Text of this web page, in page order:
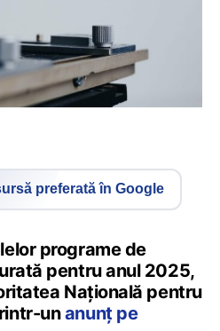
preferată în Google
programe de
pentru anul 2025,
Națională pentru
unanunț pe